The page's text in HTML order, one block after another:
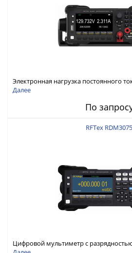
Электронная нагрузка постоянного
В, 60 А, 300 Вт
Далее
По
RFTex RDM3075
Цифровой мультиметр с